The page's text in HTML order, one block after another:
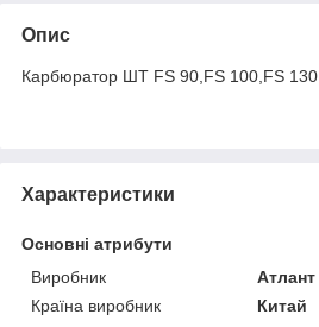
Опис
Карбюратор ШТ FS 90,FS 100,FS 130
Характеристики
Основні атрибути
Виробник
Атлант
Країна виробник
Китай